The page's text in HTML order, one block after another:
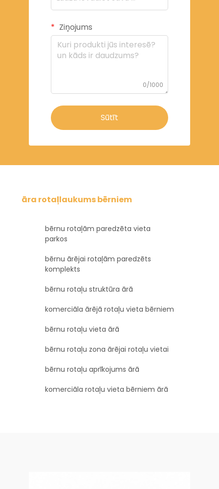
Ziņojums
0/1000
Sūtīt
āra rotaļlaukums bērniem
bērnu rotaļām paredzēta vieta
parkos
bērnu ārējai rotaļām paredzēts
komplekts
bērnu rotaļu struktūra ārā
komerciāla ārējā rotaļu vieta bērniem
bērnu rotaļu vieta ārā
bērnu rotaļu zona ārējai rotaļu vietai
bērnu rotaļu aprīkojums ārā
komerciāla rotaļu vieta bērniem ārā